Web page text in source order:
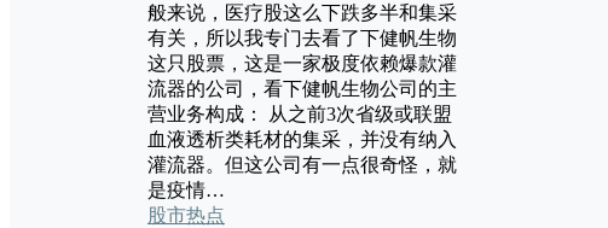
般来说，医疗股这么下跌多半和集采
有关，所以我专门去看了下健帆生物
这只股票，这是一家极度依赖爆款灌
流器的公司，看下健帆生物公司的主
营业务构成： 从之前3次省级或联盟
血液透析类耗材的集采，并没有纳入
灌流器。但这公司有一点很奇怪，就
是疫情…
股市热点